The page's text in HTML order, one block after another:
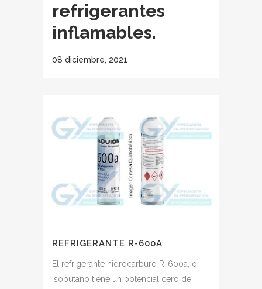
refrigerantes
inflamables.
08 diciembre, 2021
REFRIGERANTE R-600A
El refrigerante hidrocarburo R-600a, o
Isobutano tiene un potencial cero de